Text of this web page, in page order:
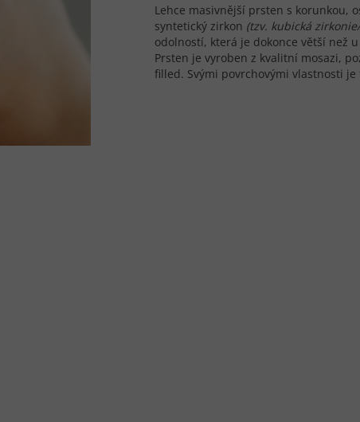
Lehce masivnější prsten s korunkou,
syntetický zirkon (tzv. kubická
odolností, která je dokonce větší než
Prsten je vyroben z kvalitní mosazi,
filled. Svými povrchovými vlastnosti